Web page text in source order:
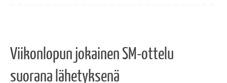
Viikonlopun jokainen SM-ottelu
suorana lähetyksenä